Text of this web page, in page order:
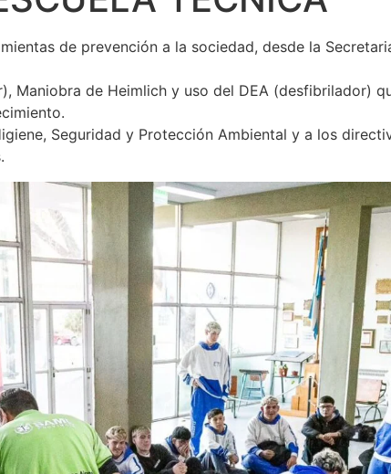
de prevención a la sociedad, desde la
Maniobra de Heimlich y uso del DEA (desfibrilador)
Seguridad y Protección Ambiental y a los